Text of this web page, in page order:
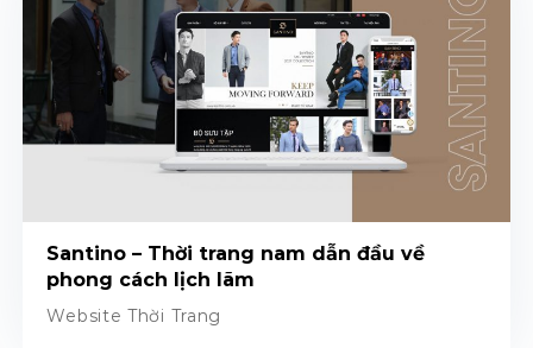
Website Thời Trang
Santino – Thời trang nam dẫn đầu về
phong cách lịch lãm